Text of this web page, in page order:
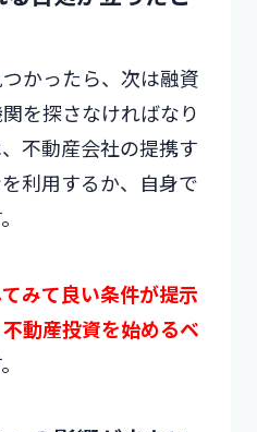
かったら、次は融資
を探さなければなり
不動産会社の提携す
利用するか、自身で
みて良い条件が提示
動産投資を始めるベ